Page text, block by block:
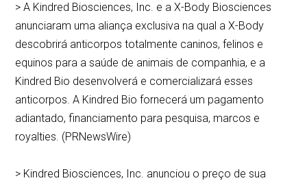
> A Kindred Biosciences, Inc. e a X-Body Biosciences
anunciaram uma aliança exclusiva na qual a X-Body
descobrirá anticorpos totalmente caninos, felinos e
equinos para a saúde de animais de companhia, e a
Kindred Bio desenvolverá e comercializará esses
anticorpos. A Kindred Bio fornecerá um pagamento
adiantado, financiamento para pesquisa, marcos e
royalties. (PRNewsWire)
> Kindred Biosciences, Inc. anunciou o preço de sua